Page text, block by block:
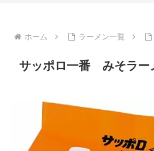
ホーム ラーメン一覧
サッポロ一番 みそラー